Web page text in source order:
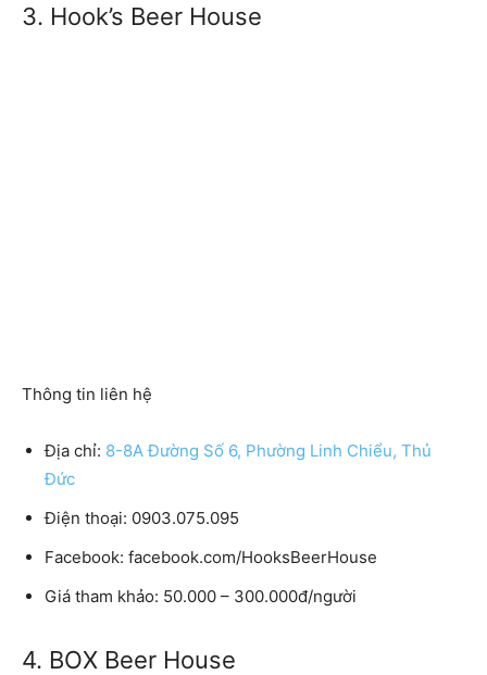
3. Hook’s Beer House
Thông tin liên hệ
Địa chỉ: 8-8A Đường Số 6, Phường Linh Chiểu, Thủ
Đức
Điện thoại: 0903.075.095
Facebook: facebook.com/HooksBeerHouse
Giá tham khảo: 50.000 – 300.000đ/người
4. BOX Beer House